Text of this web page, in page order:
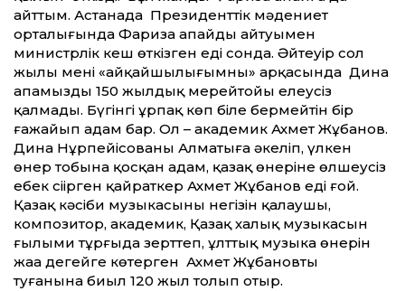
айттым. Астанада Президенттік мәдениет
орталығында Фариза апайдың айтуымен
министрлік кеш өткізген еді сонда. Әйтеуір сол
жылы менің «айқайшылығымның» арқасында Дина
апамыздың 150 жылдық мерейтойы елеусіз
қалмады. Бүгінгі ұрпақ көп біле бермейтін бір
ғажайып адам бар. Ол – академик Ахмет Жұбанов.
Дина Нұрпейісованы Алматыға әкеліп, үлкен
өнер тобына қосқан адам, қазақ өнеріне өлшеусіз
еңбек сіңірген қайраткер Ахмет Жұбанов еді ғой.
Қазақ кәсіби музыкасының негізін қалаушы,
композитор, академик, Қазақ халық музыкасын
ғылыми тұрғыда зерттеп, ұлттық музыка өнерін
жаңа деңгейге көтерген Ахмет Жұбановтың
туғанына биыл 120 жыл толып отыр.